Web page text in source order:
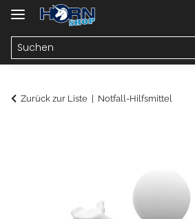
Zurück zur Liste Notfall-Hilfsmittel